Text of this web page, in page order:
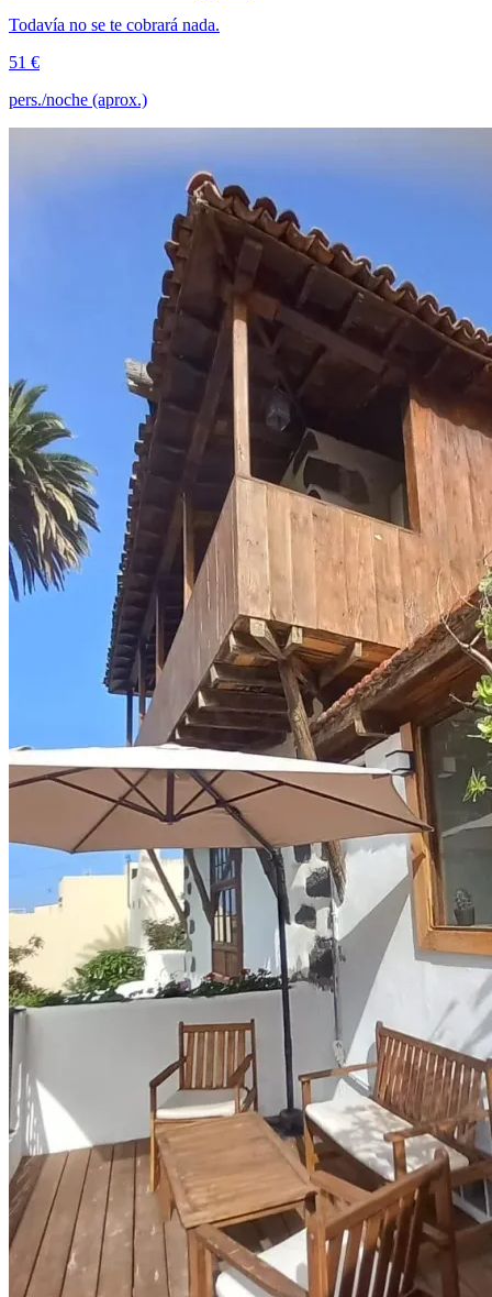
Todavía no se te cobrará nada.
51 €
pers./noche (aprox.)